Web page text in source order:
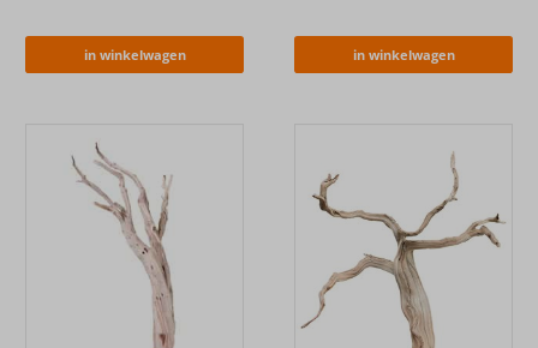
in winkelwagen in winkelwagen